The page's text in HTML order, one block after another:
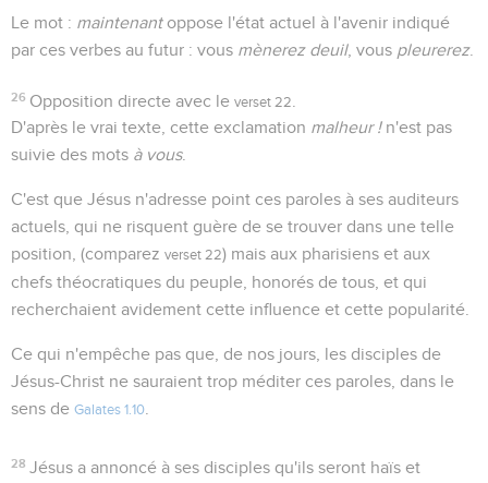
Le mot : maintenantoppose l'état actuel à l'avenir indiqué
par ces verbes au futur : vous mènerez deuil, vous pleurerez.
26 Opposition directe avec leverset 22
D'après le vrai texte, cette exclamation malheur !n'est pas
suivie des mots à vous.
C'est que Jésus n'adresse point ces paroles à ses auditeurs
actuels, qui ne risquent guère de se trouver dans une telle
position, (comparez verset 22) mais aux pharisiens et aux
chefs théocratiques du peuple, honorés de tous, et qui
recherchaient avidement cette influence et cette popularité.
Ce qui n'empêche pas que, de nos jours, les disciples de
Jésus-Christ ne sauraient trop méditer ces paroles, dans le
sens de Galates 1.10
28 Jésus a annoncé à ses disciples qu'ils seront haïs et